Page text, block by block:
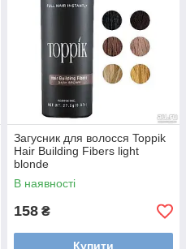
Загусник для волосся Toppik
Hair Building Fibers light
blonde
В наявності
158 ₴
Купити